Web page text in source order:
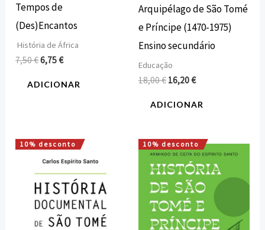
Tempos de
(Des)Encantos
História de África
7,50€6,75€
ADICIONAR
Arquipélago de São Tomé
e Príncipe (1470-1975)
Ensino secundário
Educação
18,00€ 16,20€
ADICIONAR
10% desconto
O
preço
original
era:
30,00 €.
O
preço
atual
é:
27,00 €.
10% desconto
O
preço
original
era:
20,00 €.
O
atual
é:
18,00 €.